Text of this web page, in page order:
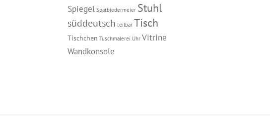
Spiegel Spätbiedermeier Stuhl
süddeutsch teilbar Tisch
Tischchen Tuschmalerei Uhr Vitrine
Wandkonsole